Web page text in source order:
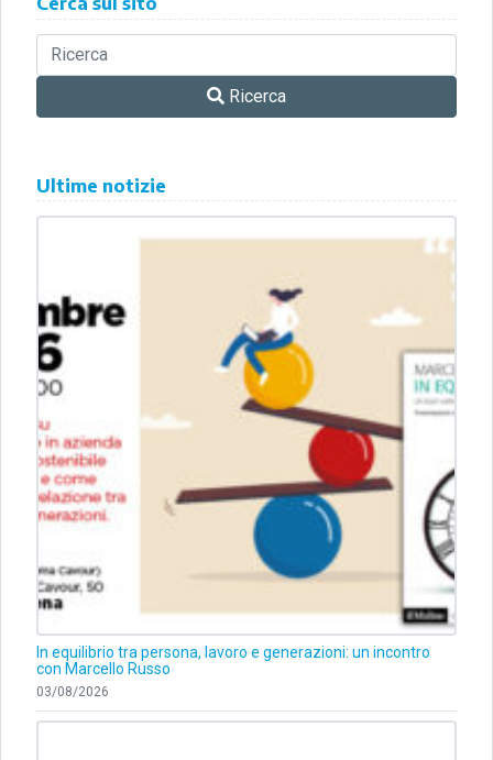
Ricerca
Ultime notizie
In equilibrio tra persona, lavoro e generazioni: un incontro
con Marcello Russo
03/08/2026